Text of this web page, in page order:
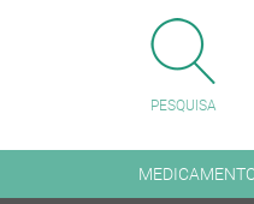
FECHAR MENU
MENU
PESQUISA